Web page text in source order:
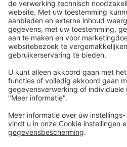
Dräger klantenservice
Over Dräger
Bestellen in onze webshop
Community